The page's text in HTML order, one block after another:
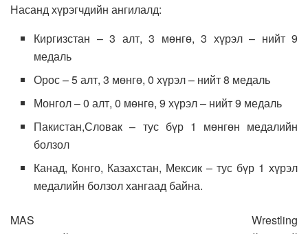
Насанд хүрэгчдийн ангилалд:
Киргизстан – 3 алт, 3 мөнгө, 3 хүрэл – нийт 9
медаль
Орос – 5 алт, 3 мөнгө, 0 хүрэл – нийт 8 медаль
Монгол – 0 алт, 0 мөнгө, 9 хүрэл – нийт 9 медаль
Пакистан,Словак – тус бүр 1 мөнгөн медалийн
болзол
Канад, Конго, Казахстан, Мексик – тус бүр 1 хүрэл
медалийн болзол хангаад байна.
MAS Wrestling